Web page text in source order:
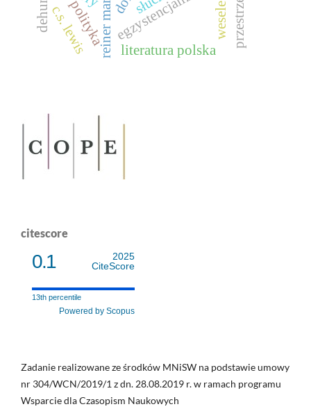
egzystencjalizm
polityka
literatura polska
przestrzeń
c.s. lewis
citescore
0.1
2025
CiteScore
13th percentile
Powered by Scopus
Zadanie realizowane ze środków MNiSW na podstawie umowy
nr 304/WCN/2019/1 z dn. 28.08.2019 r. w ramach programu
Wsparcie dla Czasopism Naukowych